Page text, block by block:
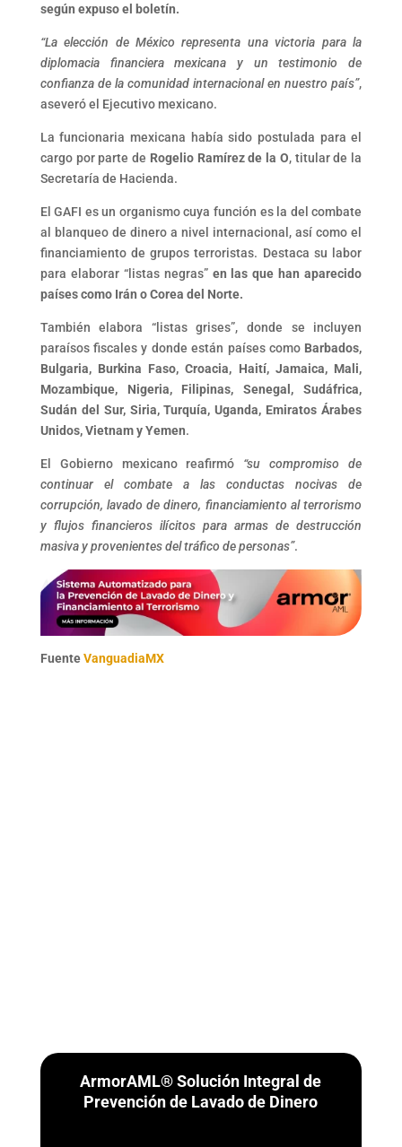
según expuso el boletín.
“La elección de México representa una victoria para la
diplomacia financiera mexicana y un testimonio de
confianza de la comunidad internacional en nuestro país”,
aseveró el Ejecutivo mexicano.
La funcionaria mexicana había sido postulada para el
cargo por parte de Rogelio Ramírez de la O, titular de la
Secretaría de Hacienda.
El GAFI es un organismo cuya función es la del combate
al blanqueo de dinero a nivel internacional, así como el
financiamiento de grupos terroristas. Destaca su labor
para elaborar “listas negras” en las que han aparecido
países como Irán o Corea del Norte.
También elabora “listas grises”, donde se incluyen
paraísos fiscales y donde están países como Barbados,
Bulgaria, Burkina Faso, Croacia, Haití, Jamaica, Mali,
Mozambique, Nigeria, Filipinas, Senegal, Sudáfrica,
Sudán del Sur, Siria, Turquía, Uganda, Emiratos Árabes
Unidos, Vietnam y Yemen.
El Gobierno mexicano reafirmó “su compromiso de
continuar el combate a las conductas nocivas de
corrupción, lavado de dinero, financiamiento al terrorismo
y flujos financieros ilícitos para armas de destrucción
masiva y provenientes del tráfico de personas”.
FuenteVanguadiaMX
ArmorAML® Solución Integral de
Prevención de Lavado de Dinero